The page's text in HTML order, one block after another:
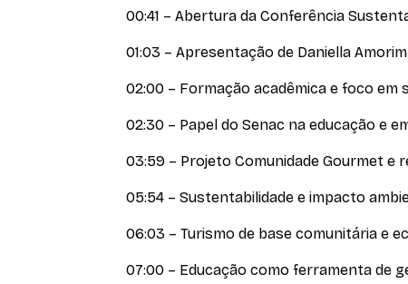
00:41 – Abertura da Conferência
01:03 – Apresentação de Daniella
02:00 – Formação acadêmica e foco em
02:30 – Papel do Senac na educação e
03:59 – Projeto Comunidade Gourmet
05:54 – Sustentabilidade e impacto
06:03 – Turismo de base comunitária e
07:00 – Educação como ferramenta de